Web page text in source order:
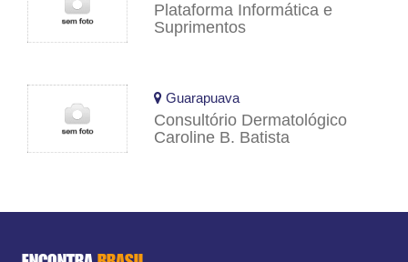
Plataforma Informática e
Suprimentos
Guarapuava
Consultório Dermatológico
Caroline B. Batista